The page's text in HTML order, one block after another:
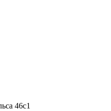
46с1